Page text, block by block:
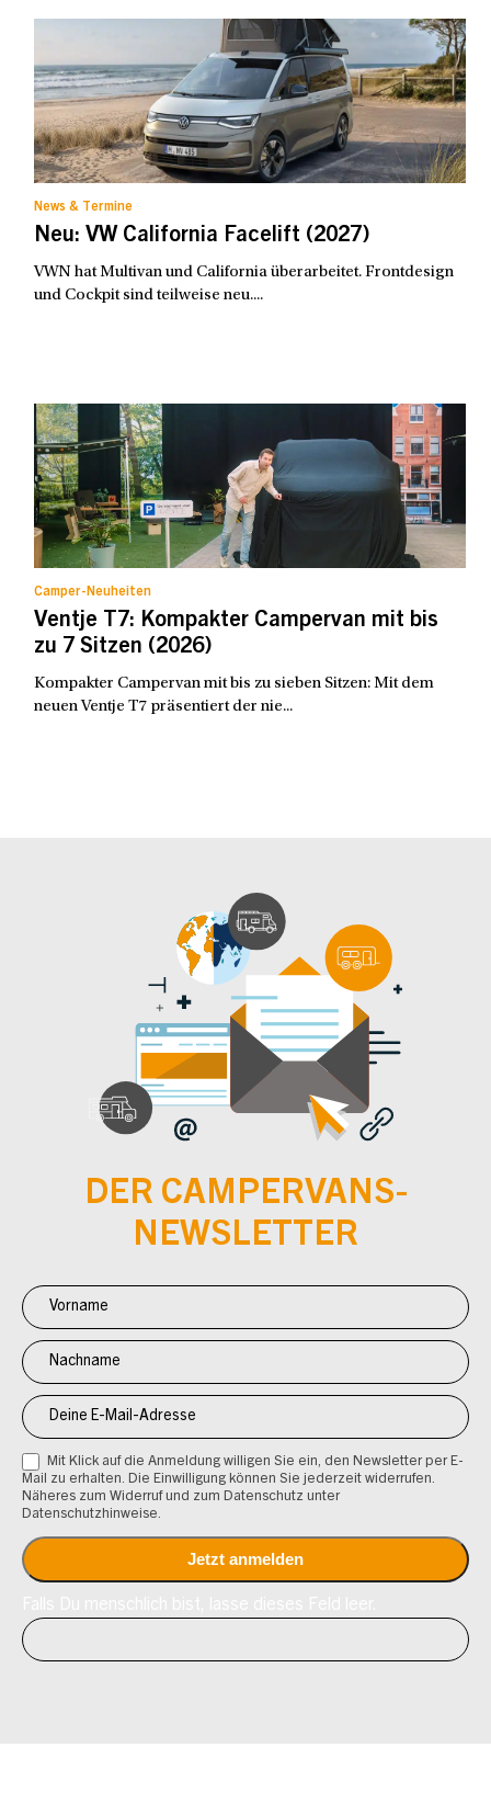
News & Termine
Neu: VW California Facelift (2027)
VWN hat Multivan und California überarbeitet. Frontdesign
und Cockpit sind teilweise neu....
Camper-Neuheiten
Ventje T7: Kompakter Campervan mit bis
zu 7 Sitzen (2026)
Kompakter Campervan mit bis zu sieben Sitzen: Mit dem
neuen Ventje T7 präsentiert der nie...
DER CAMPERVANS-
NEWSLETTER
Newsletter
Anmeldung
CV
Mit Klick auf die Anmeldung willigen Sie ein, den Newsletter per E-
Mail zu erhalten. Die Einwilligung können Sie jederzeit widerrufen.
Näheres zum Widerruf und zum Datenschutz unter
Datenschutzhinweise.